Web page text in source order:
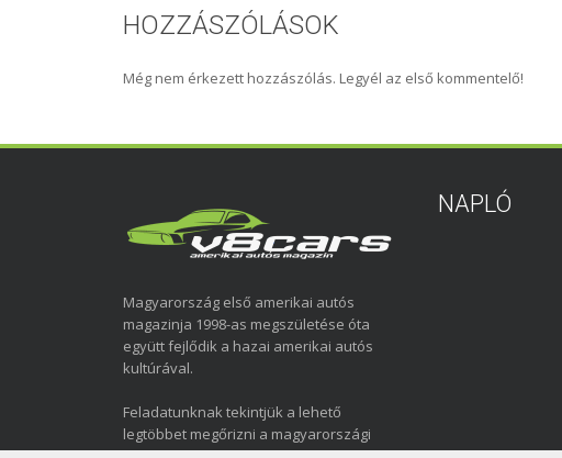
HOZZÁSZÓLÁSOK
Még nem érkezett hozzászólás. Legyél az első kommentelő!
Magyarország első amerikai autós
magazinja 1998-as megszületése óta
együtt fejlődik a hazai amerikai autós
kultúrával.
Feladatunknak tekintjük a lehető
legtöbbet megőrizni a magyarországi
NAPLÓ